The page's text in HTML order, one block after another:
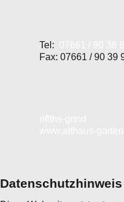
Tel:
Fax: 07661 / 90 39
Datenschutzhinweis